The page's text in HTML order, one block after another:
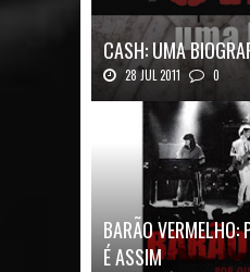
CASH: UMA
28 JUL 2011 0
Quadrinhos alemães
BARÃO VERMELHO:
É ASSIM